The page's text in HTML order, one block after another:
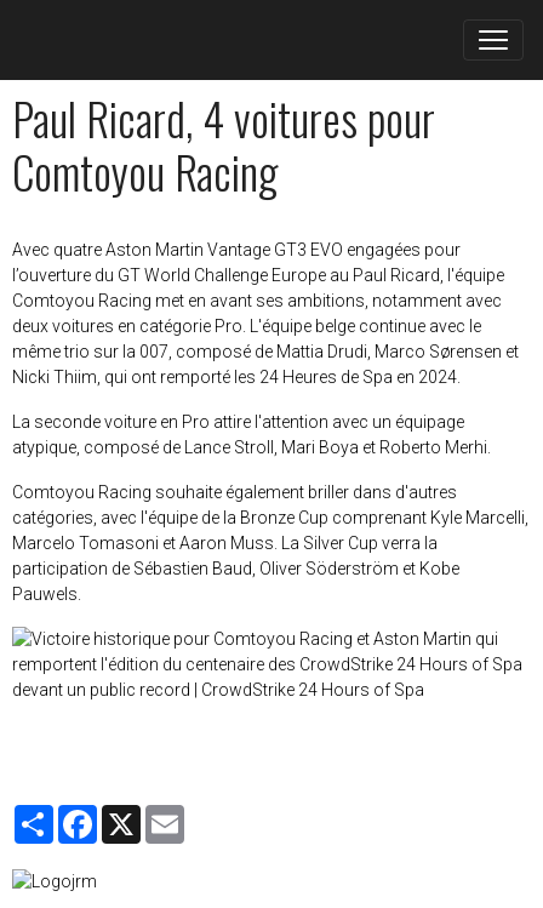
Paul Ricard, 4 voitures pour
Comtoyou Racing
Avec quatre Aston Martin Vantage GT3 EVO engagées pour
l’ouverture du GT World Challenge Europe au Paul Ricard, l'équipe
Comtoyou Racing met en avant ses ambitions, notamment avec
deux voitures en catégorie Pro. L'équipe belge continue avec le
même trio sur la 007, composé de Mattia Drudi, Marco Sørensen et
Nicki Thiim, qui ont remporté les 24 Heures de Spa en 2024.
La seconde voiture en Pro attire l'attention avec un équipage
atypique, composé de Lance Stroll, Mari Boya et Roberto Merhi.
Comtoyou Racing souhaite également briller dans d'autres
catégories, avec l'équipe de la Bronze Cup comprenant Kyle Marcelli,
Marcelo Tomasoni et Aaron Muss. La Silver Cup verra la
participation de Sébastien Baud, Oliver Söderström et Kobe
Pauwels.
PartagerFacebook
X